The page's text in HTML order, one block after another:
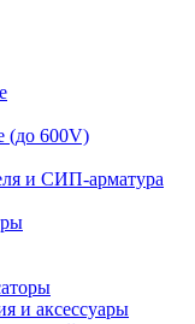
(до 600V)
и СИП-арматура
и аксессуары